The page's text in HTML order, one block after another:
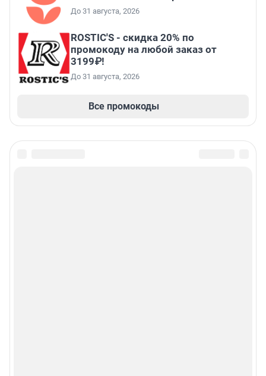
До 31 августа, 2026
ROSTIC'S - скидка 20% по
промокоду на любой заказ от
3199₽!
До 31 августа, 2026
Все промокоды